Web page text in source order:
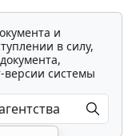
и
в силу,
версии системы